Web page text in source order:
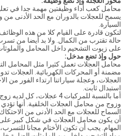
محامل كعب أداء وظيفتين مهمة جدا في
يسمح للعجلات بالدوران مع الحد الأدنى من
السيارة.
لتكون قادرة على القيام كلا من هذه
حالة تقترب من الكمال. ولا بد أيضا من
على زيوت التشحيم داخل المحامل
حول وإذ تضع مدخل:
محامل العجلات تعمل كثيرا مثل المحامل
مضمنة أو المحركات الكهربائية. العجلات
العجلات، وعجلة سياراتنا ارتداء الفور من
استبدال ثابت.
أما بالنسبة للمركبات 4
وزوج من محامل العجلات الخلفية. أنها
السماح للعجلات مع الحد الأدنى من
أن يكون محامل العجلات في شكل كبير على
المهام. يجب أن تكون الأختام مجانا